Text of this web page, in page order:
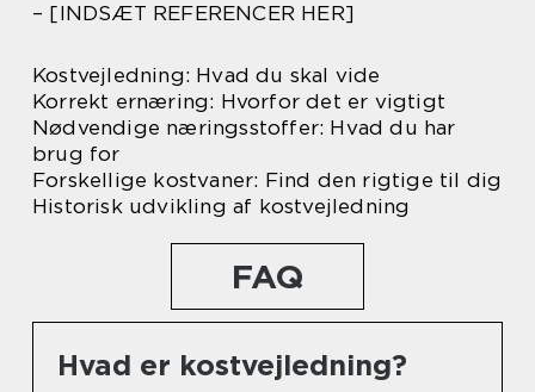
– [INDSÆT REFERENCER HER]
Kostvejledning: Hvad du skal vide
Korrekt ernæring: Hvorfor det er vigtigt
Nødvendige næringsstoffer: Hvad du har
brug for
Forskellige kostvaner: Find den rigtige til dig
Historisk udvikling af kostvejledning
FAQ
Hvad er kostvejledning?